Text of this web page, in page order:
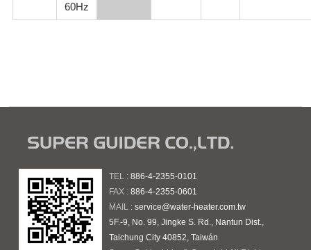
60Hz
TEL :886-4-2355-0101
FAX :886-4-2355-0601
MAIL :service@water-heater.com.tw
5F.-9, No. 99, Jingke S. Rd., Nantun Dist.,
Taichung City 40852, Taiwán